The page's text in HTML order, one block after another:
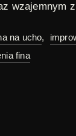
wzajemnym
na ucho,
fina